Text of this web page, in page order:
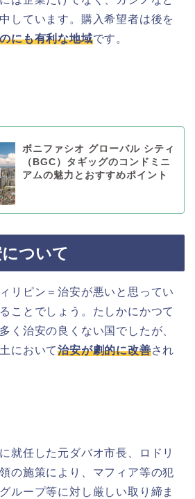
しています。購入希望者は後を
にも有利な地域です。
ボニファシオ グローバル シティ
（BGC）タギッグのコンドミニ
アムの魅力とおすすめポイント
ついて
リピン＝治安が悪いと思ってい
ことでしょう。たしかにかつて
く治安の良くない国でしたが、
において治安が劇的に改善され
就任した元ダバオ市長、ロドリ
の施策により、マフィア等の犯
ループ等に対し厳しい取り締ま